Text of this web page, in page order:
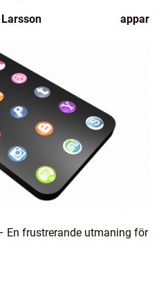
appar
En frustrerande utmaning för